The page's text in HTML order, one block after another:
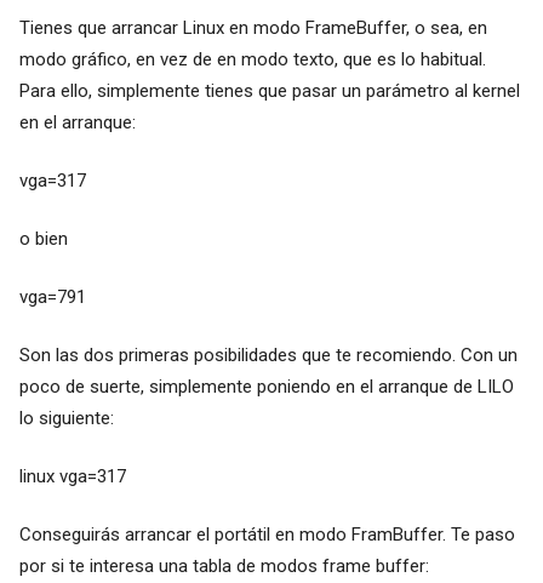
Tienes que arrancar Linux en modo FrameBuffer, o sea, en
modo gráfico, en vez de en modo texto, que es lo habitual.
Para ello, simplemente tienes que pasar un parámetro al kernel
en el arranque:
vga=317
o bien
vga=791
Son las dos primeras posibilidades que te recomiendo. Con un
poco de suerte, simplemente poniendo en el arranque de LILO
lo siguiente:
linux vga=317
Conseguirás arrancar el portátil en modo FramBuffer. Te paso
por si te interesa una tabla de modos frame buffer: